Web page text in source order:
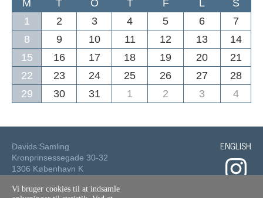
M
T O T F L
S
1
2 3 4 5 6
7
8
9 10 11 12 13
14
15
16 17 18 19 20
21
22
23 24 25 26 27
28
29
30 31 1 2 3 4
Davids Samling
Kronprinsessegade 30-32
1306 København K
Tlf.: 33 73 49 49
ENGLISH
Vi bruger cookies til at indsamle